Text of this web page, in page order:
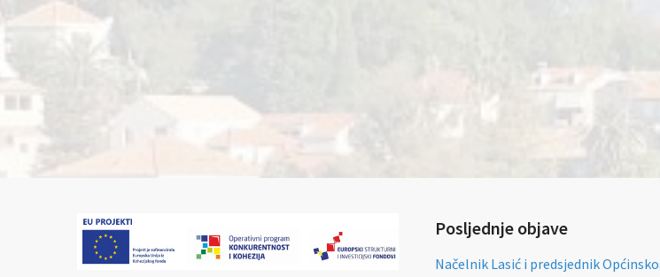
Posljednje objave
Načelnik Lasić i predsjednik